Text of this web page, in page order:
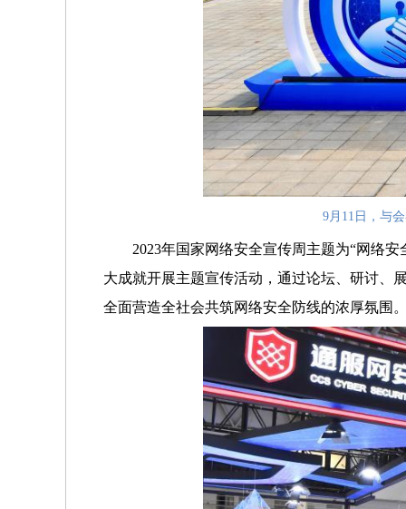
9月11日，与
2023年国家网络安全宣传周主题为“网络
大成就开展主题宣传活动，通过论坛、研讨、
全面营造全社会共筑网络安全防线的浓厚氛围